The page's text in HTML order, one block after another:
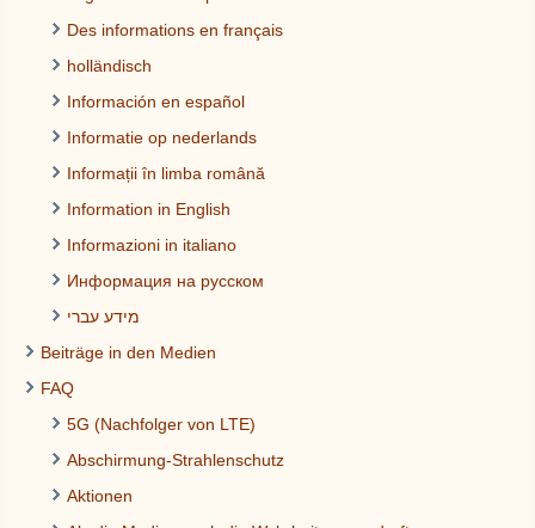
Des informations en français
holländisch
Información en español
Informatie op nederlands
Informații în limba română
Information in English
Informazioni in italiano
Информация на русском
מידע עברי
Beiträge in den Medien
FAQ
5G (Nachfolger von LTE)
Abschirmung-Strahlenschutz
Aktionen